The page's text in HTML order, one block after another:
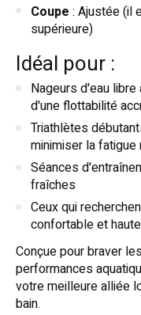
Coupe : Ajustée (il
supérieure)
Idéal pour :
Nageurs d'eau
d'une flottabilité
Triathlètes
minimiser la fatigue
Séances
fraîches
Ceux qui
confortable et
Conçue pour braver
performances
votre meilleure alliée
bain.